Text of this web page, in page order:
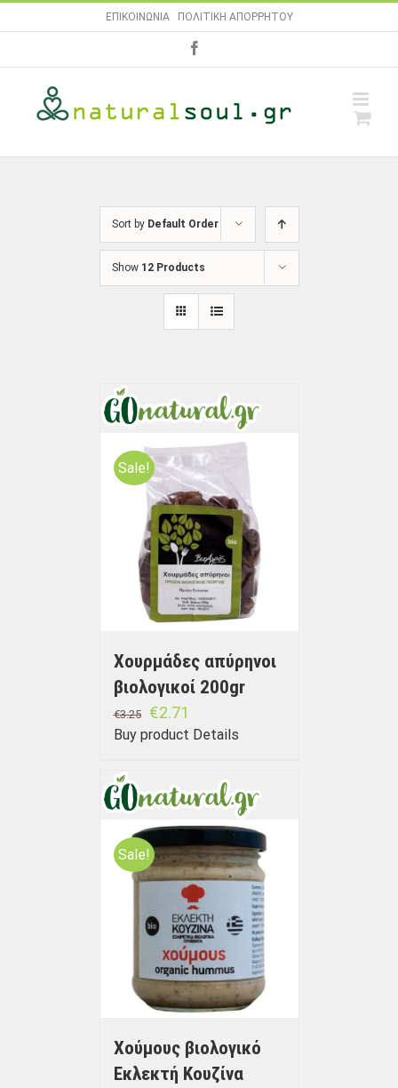
to
ΕΠΙΚΟΙΝΩΝΙΑ| ΠΟΛΙΤΙΚΗ ΑΠΟΡΡΗΤΟΥ
Sort by Default Order
Show 12 Products
Sale!
Χουρμάδες απύρηνοι
βιολογικοί 200gr
€3.25 €2.71
Buy product Details
Sale!
Χούμους βιολογικό
Εκλεκτή Κουζίνα